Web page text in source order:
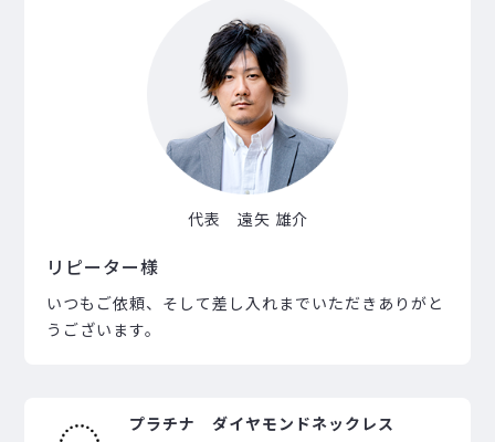
代表 遠矢 雄介
リピーター様
いつもご依頼、そして差し入れまでいただきありがと
うございます。
プラチナ ダイヤモンドネックレス